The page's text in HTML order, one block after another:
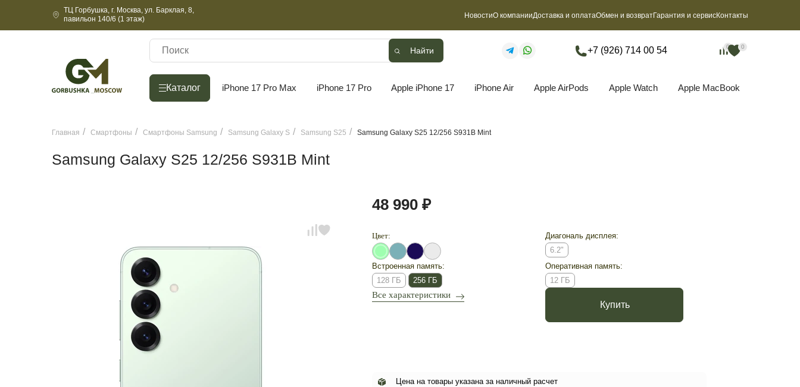
ТЦ Горбушка, г. Москва, ул. Барклая, 8,
павильон 140/6 (1 этаж)
НовостиО компанииДоставка и оплатаОбмен и возвратГарантия и сервисКонтакты
Найти +7 (926) 714 00 54 0 0
Каталог iPhone 17 Pro Max iPhone 17 Pro Apple iPhone 17 iPhone Air Apple AirPods Apple Watch Apple MacBook
0 0
Главная Смартфоны Смартфоны Samsung Samsung Galaxy S Samsung S25 Samsung Galaxy S25 12/256 S931B Mint
Samsung Galaxy S25 12/256 S931B Mint
48 990 ₽
Цвет:
Диагональ дисплея:
6.2"
Встроенная память:
128 ГБ
256 ГБ
Оперативная память:
12 ГБ
Все характеристики
Купить
Цена на товары указана за наличный расчет